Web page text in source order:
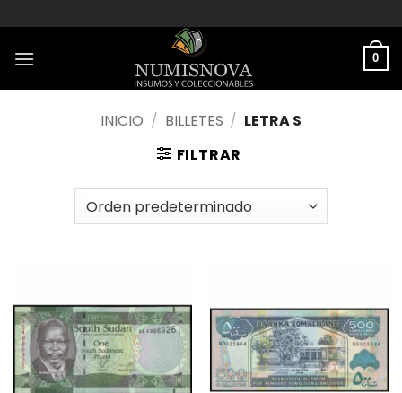
al
contenido
0
INICIO / BILLETES / LETRA S
FILTRAR